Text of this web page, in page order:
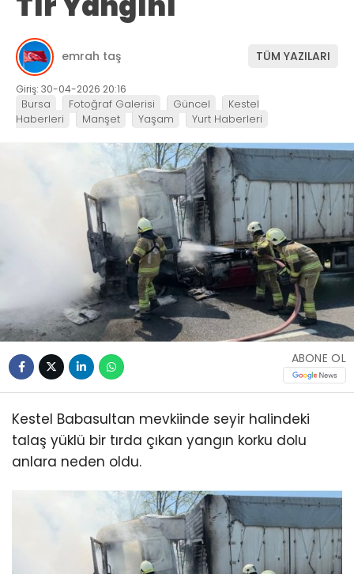
emrah taş TÜM YAZILARI
Giriş: 30-04-2026 20:16
Bursa Fotoğraf Galerisi Güncel
Kestel
Haberleri
Manşet Yaşam Yurt Haberleri
ABONE OL
Kestel Babasultan mevkiinde seyir halindeki
talaş yüklü bir tırda çıkan yangın korku dolu
anlara neden oldu.